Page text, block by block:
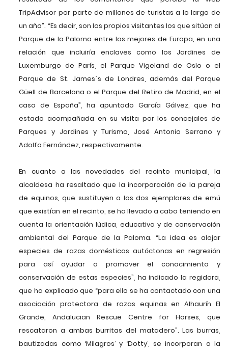
TripAdvisor por parte de millones de turistas a lo largo de
un año”. “Es decir, son los propios visitantes los que sitúan al
Parque de la Paloma entre los mejores de Europa, en una
relación que incluiría enclaves como los Jardines de
Luxemburgo de París, el Parque Vigeland de Oslo o el
Parque de St. James´s de Londres, además del Parque
Güell de Barcelona o el Parque del Retiro de Madrid, en el
caso de España”, ha apuntado García Gálvez, que ha
estado acompañada en su visita por los concejales de
Parques y Jardines y Turismo, José Antonio Serrano y
Adolfo Fernández, respectivamente.
En cuanto a las novedades del recinto municipal, la
alcaldesa ha resaltado que la incorporación de la pareja
de equinos, que sustituyen a los dos ejemplares de emú
que existían en el recinto, se ha llevado a cabo teniendo en
cuenta la orientación lúdica, educativa y de conservación
ambiental del Parque de la Paloma. “La idea es alojar
especies de razas domésticas autóctonas en regresión
para así ayudar a promover el conocimiento y
conservación de estas especies”, ha indicado la regidora,
que ha explicado que “para ello se ha contactado con una
asociación protectora de razas equinas en Alhaurín El
Grande, Andalucian Rescue Centre for Horses, que
rescataron a ambas burritas del matadero”. Las burras,
bautizadas como ‘Milagros’ y ‘Dotty’, se incorporan a la